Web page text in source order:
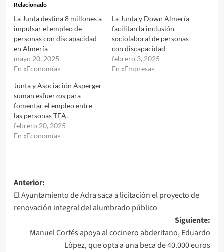
Relacionado
La Junta destina 8 millones a
impulsar el empleo de
personas con discapacidad
en Almería
mayo 20, 2025
En «Economía»
La Junta y Down Almería
facilitan la inclusión
sociolaboral de personas
con discapacidad
febrero 3, 2025
En «Empresa»
Junta y Asociación Asperger
suman esfuerzos para
fomentar el empleo entre
las personas TEA.
febrero 20, 2025
En «Economía»
Navegación
de
entradas
Anterior:
El Ayuntamiento de Adra saca a licitación el proyecto de
renovación integral del alumbrado público
Siguiente:
Manuel Cortés apoya al cocinero abderitano, Eduardo
López, que opta a una beca de 40.000 euros